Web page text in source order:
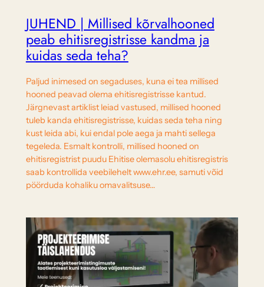
JUHEND | Millised kõrvalhooned
peab ehitisregistrisse kandma ja
kuidas seda teha?
Paljud inimesed on segaduses, kuna ei tea millised
hooned peavad olema ehitisregistrisse kantud.
Järgnevast artiklist leiad vastused, millised hooned
tuleb kanda ehitisregistrisse, kuidas seda teha ning
kust leida abi, kui endal pole aega ja mahti sellega
tegeleda. Esmalt kontrolli, millised hooned on
ehitisregistrist puudu Ehitise olemasolu ehitisregistris
saab kontrollida veebilehelt www.ehr.ee, samuti võid
pöörduda kohaliku omavalitsuse…